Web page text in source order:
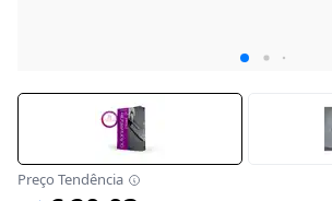
Preço Tendência